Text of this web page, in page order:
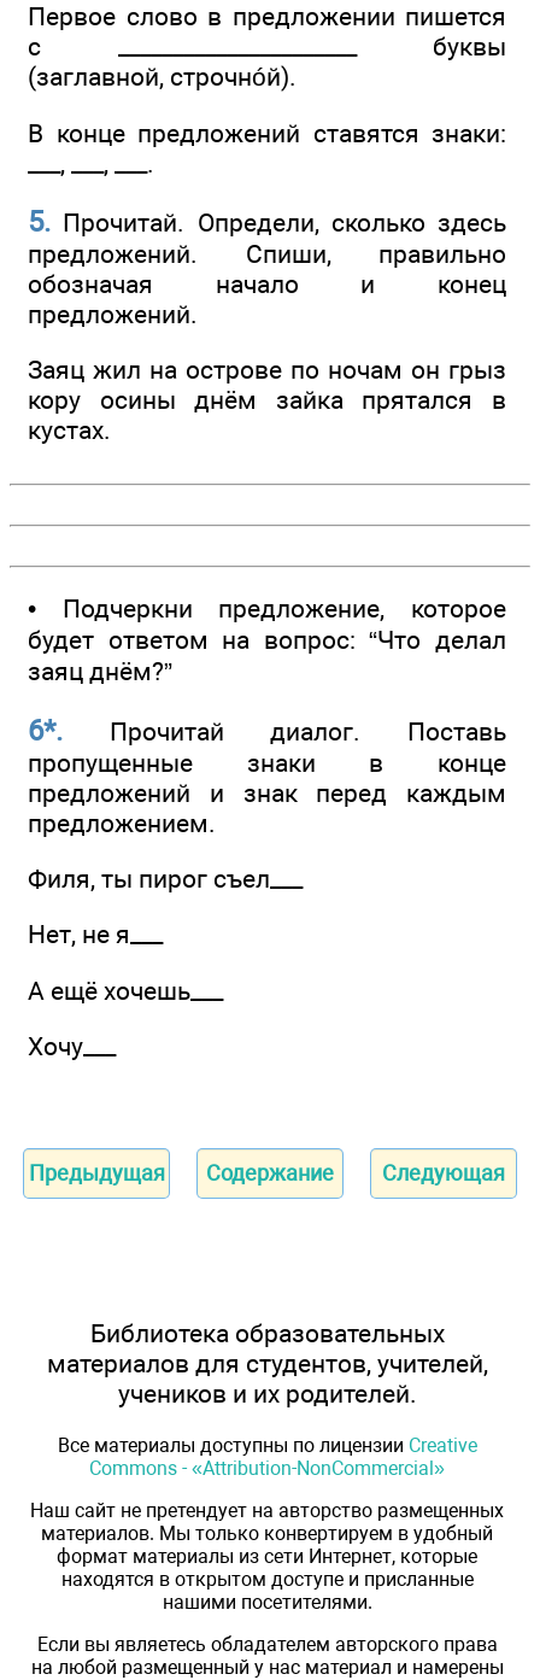
Первое слово в предложении пишется
с ______________________ буквы
(заглавной, строчнóй).
В конце предложений ставятся знаки:
___, ___, ___.
5. Прочитай. Определи, сколько здесь
предложений. Спиши, правильно
обозначая начало и конец
предложений.
Заяц жил на острове по ночам он грыз
кору осины днём зайка прятался в
кустах.
• Подчеркни предложение, которое
будет ответом на вопрос: “Что делал
заяц днём?”
6*. Прочитай диалог. Поставь
пропущенные знаки в конце
предложений и знак перед каждым
предложением.
Филя, ты пирог съел___
Нет, не я___
А ещё хочешь___
Хочу___
Предыдущая Содержание Следующая
Библиотека образовательных
материалов для студентов, учителей,
учеников и их родителей.
Все материалы доступны по лицензии Creative
Commons - «Attribution-NonCommercial»
Наш сайт не претендует на авторство размещенных
материалов. Мы только конвертируем в удобный
формат материалы из сети Интернет, которые
находятся в открытом доступе и присланные
нашими посетителями.
Если вы являетесь обладателем авторского права
на любой размещенный у нас материал и намерены